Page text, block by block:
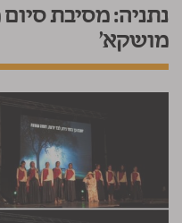
נתניה: מסיבת
מושקא'